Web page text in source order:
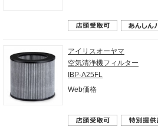
アイリスオーヤマ
空気清浄機フィルター
IBP-A25FL
Web価格